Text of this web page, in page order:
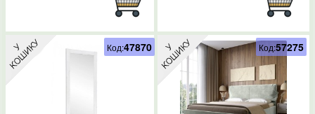
Код:47870 Код:57275